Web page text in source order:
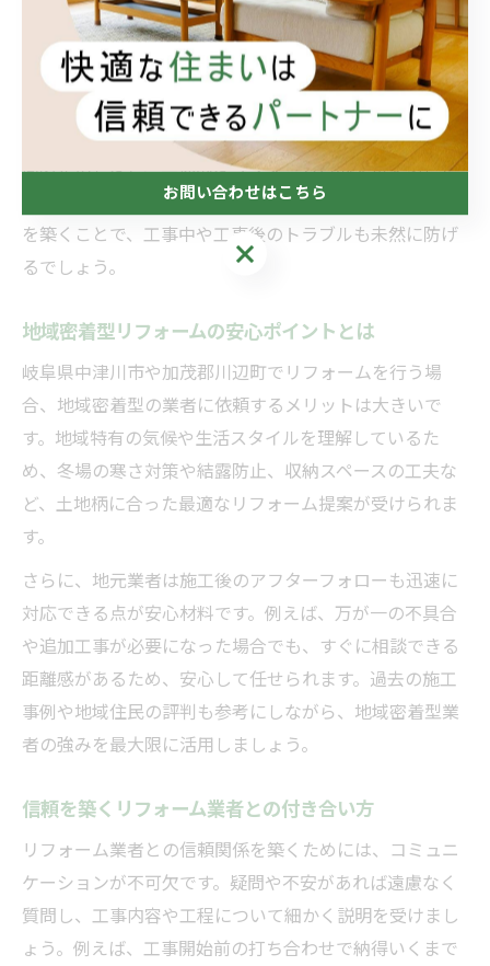
ームが実現しやすくなります。
また、契約前には見積書の内容を細かくチェックし、追
加費用や工事範囲について不明点がないか確認すること
が重要です。例えば、「収納を増やしたい」「断熱性を
高めたい」など、具体的なリフォーム目的を伝えること
で、より適切な提案を受けられます。業者との信頼関係
を築くことで、工事中や工事後のトラブルも未然に防げ
るでしょう。
地域密着型リフォームの安心ポイントとは
岐阜県中津川市や加茂郡川辺町でリフォームを行う場
合、地域密着型の業者に依頼するメリットは大きいで
す。地域特有の気候や生活スタイルを理解しているた
め、冬場の寒さ対策や結露防止、収納スペースの工夫な
ど、土地柄に合った最適なリフォーム提案が受けられま
す。
さらに、地元業者は施工後のアフターフォローも迅速に
対応できる点が安心材料です。例えば、万が一の不具合
や追加工事が必要になった場合でも、すぐに相談できる
距離感があるため、安心して任せられます。過去の施工
事例や地域住民の評判も参考にしながら、地域密着型業
者の強みを最大限に活用しましょう。
信頼を築くリフォーム業者との付き合い方
リフォーム業者との信頼関係を築くためには、コミュニ
ケーションが不可欠です。疑問や不安があれば遠慮なく
質問し、工事内容や工程について細かく説明を受けまし
ょう。例えば、工事開始前の打ち合わせで納得いくまで
お問い合わせはこちら
お問い合わせはこちら